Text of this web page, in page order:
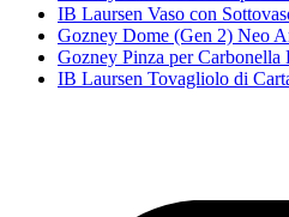
IB Laursen Vaso con
Gozney Dome (Gen 2) Neo
Gozney Pinza per Carbonella
IB Laursen Tovagliolo di